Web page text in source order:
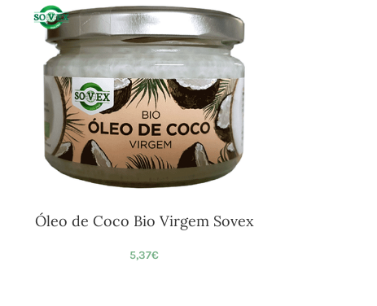
Óleo de Coco Bio Virgem Sovex
5,37€